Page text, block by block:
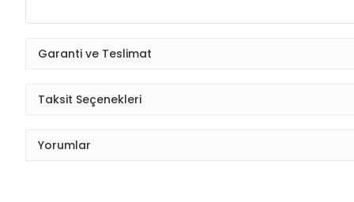
Garanti ve Teslimat
Taksit Seçenekleri
Yorumlar